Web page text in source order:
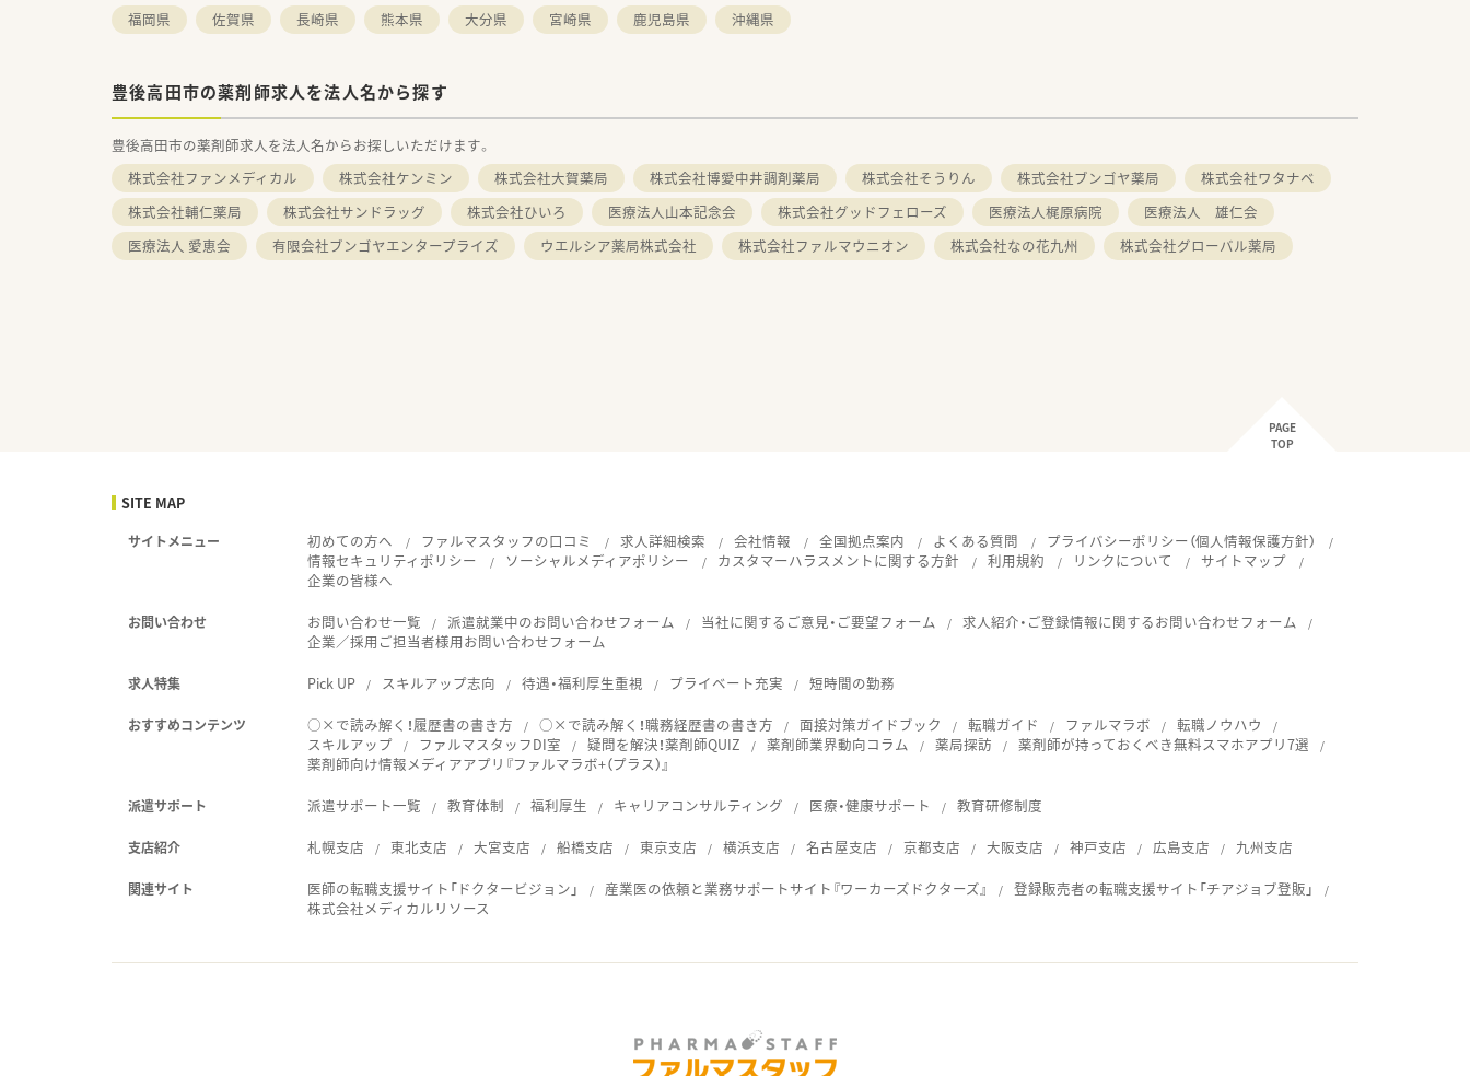
福岡県
佐賀県 長崎県 熊本県 大分県 宮崎県 鹿児島県 沖縄県
豊後高田市の薬剤師求人を法人名から探す
豊後高田市の薬剤師求人を法人名からお探しいただけます。
株式会社ファンメディカル
株式会社ケンミン 株式会社大賀薬局 株式会社博愛中井調剤薬局 株式会社そうりん 株式会社ブンゴヤ薬局
株式会社ワタナベ
株式会社輔仁薬局
株式会社サンドラッグ 株式会社ひいろ 医療法人山本記念会 株式会社グッドフェローズ 医療法人梶原病院
医療法人 雄仁会
医療法人 愛恵会
有限会社ブンゴヤエンタープライズ ウエルシア薬局株式会社 株式会社ファルマウニオン 株式会社なの花九州 株式会社グローバル薬局
PAGE
TOP
SITE MAP
サイトメニュー 初めての方へ ファルマスタッフの口コミ 求人詳細検索 会社情報 全国拠点案内 よくある質問
プライバシーポリシー（個人情報保護方針）
情報セキュリティポリシー
ソーシャルメディアポリシー カスタマーハラスメントに関する方針 利用規約 リンクについて
サイトマップ
企業の皆様へ
お問い合わせ お問い合わせ一覧 派遣就業中のお問い合わせフォーム 当社に関するご意見・ご要望フォーム
求人紹介・ご登録情報に関するお問い合わせフォーム
企業／採用ご担当者様用お問い合わせフォーム
求人特集 Pick UP スキルアップ志向 待遇・福利厚生重視 プライベート充実 短時間の勤務
おすすめコンテンツ ○×で読み解く！履歴書の書き方 ○×で読み解く！職務経歴書の書き方 面接対策ガイドブック 転職ガイド ファルマラボ
転職ノウハウ
スキルアップ
ファルマスタッフDI室 疑問を解決！薬剤師QUIZ 薬剤師業界動向コラム 薬局探訪
薬剤師が持っておくべき無料スマホアプリ7選
薬剤師向け情報メディアアプリ『ファルマラボ+（プラス）』
派遣サポート 派遣サポート一覧 教育体制 福利厚生 キャリアコンサルティング 医療・健康サポート 教育研修制度
支店紹介 札幌支店 東北支店 大宮支店 船橋支店 東京支店 横浜支店 名古屋支店 京都支店 大阪支店 神戸支店 広島支店 九州支店
関連サイト 医師の転職支援サイト「ドクタービジョン」 産業医の依頼と業務サポートサイト『ワーカーズドクターズ』
登録販売者の転職支援サイト「チアジョブ登販」
株式会社メディカルリソース